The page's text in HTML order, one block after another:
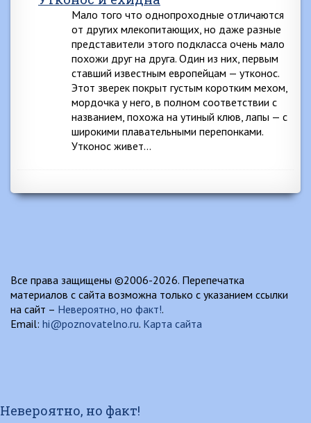
Мало того что однопроходные отличаются
от других млекопитающих, но даже разные
представители этого подкласса очень мало
похожи друг на друга. Один из них, первым
ставший известным европейцам — утконос.
Этот зверек покрыт густым коротким мехом,
мордочка у него, в полном соответствии с
названием, похожа на утиный клюв, лапы — с
широкими плавательными перепонками.
Утконос живет…
Все права защищены ©2006-2026. Перепечатка
материалов с сайта возможна только с указанием ссылки
на сайт – Невероятно, но факт!.
Email: hi@poznovatelno.ru. Карта сайта
Невероятно, но факт!